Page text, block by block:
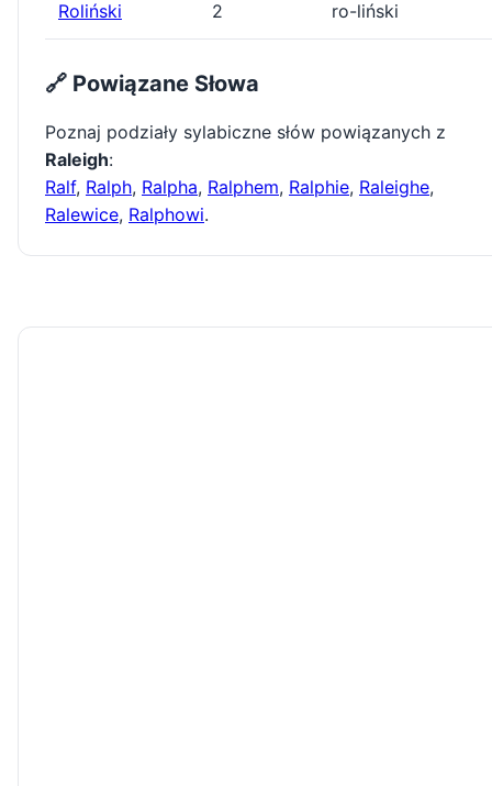
Roliński 2 ro-liński
🔗 Powiązane Słowa
Poznaj podziały sylabiczne słów powiązanych z
Raleigh:
Ralf, Ralph, Ralpha, Ralphem, Ralphie, Raleighe,
Ralewice, Ralphowi.